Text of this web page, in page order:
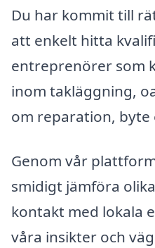
Du har kommit till
att enkelt hitta
entreprenörer som
inom takläggning,
om reparation,
Genom vår
smidigt jämföra
kontakt med lokala
våra insikter och